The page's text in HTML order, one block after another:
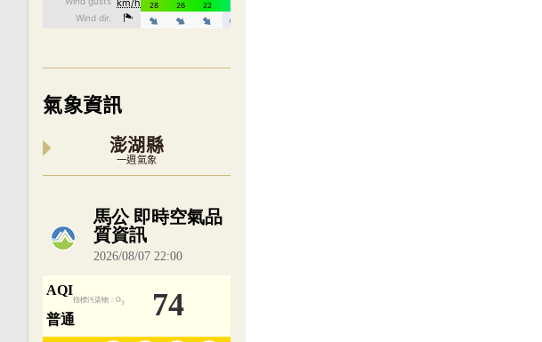
氣象資訊
澎湖縣
一週氣象
內嵌空氣品質小工具為視覺預覽，完整即時空氣品質資料請開啟